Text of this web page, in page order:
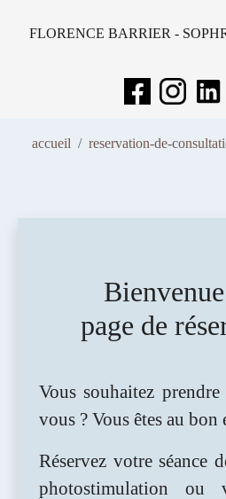
FLORENCE BARRIER -
accueil reservation-de-
page de
Vous souhaitez
vous ? Vous êtes au bon
Réservez votre séance
photostimulation ou